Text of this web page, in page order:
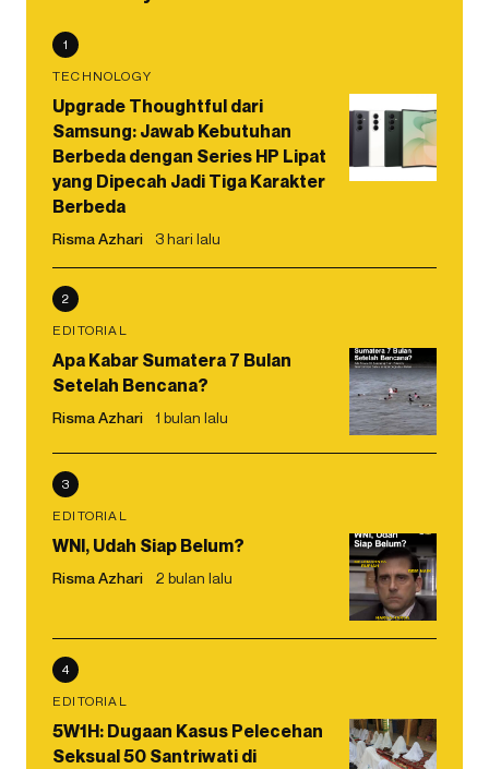
1
TECHNOLOGY
Upgrade Thoughtful dari
Samsung: Jawab Kebutuhan
Berbeda dengan Series HP Lipat
yang Dipecah Jadi Tiga Karakter
Berbeda
Risma Azhari 3 hari lalu
2
EDITORIAL
Apa Kabar Sumatera 7 Bulan
Setelah Bencana?
Risma Azhari 1 bulan lalu
3
EDITORIAL
WNI, Udah Siap Belum?
Risma Azhari 2 bulan lalu
4
EDITORIAL
5W1H: Dugaan Kasus Pelecehan
Seksual 50 Santriwati di